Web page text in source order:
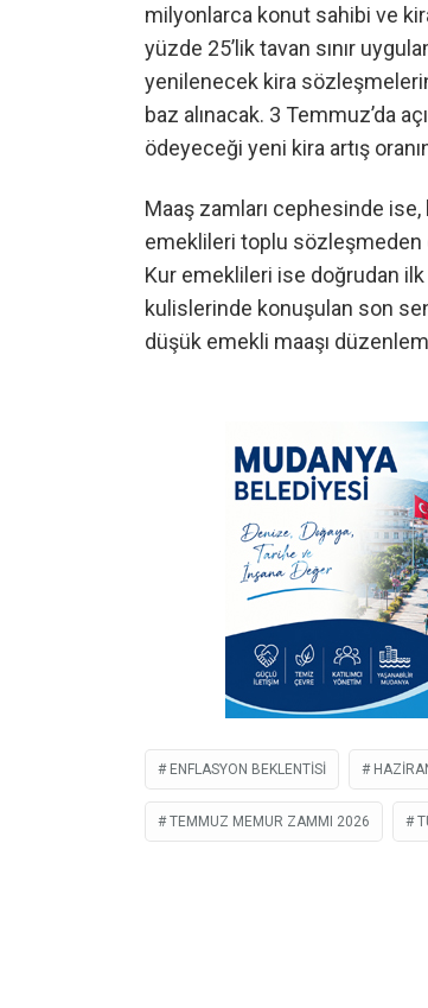
milyonlarca konut sahibi ve
yüzde 25’lik tavan sınır
yenilenecek kira
baz alınacak. 3 Temmuz’da
ödeyeceği yeni kira artış
Maaş zamları cephesinde
emeklileri toplu sözleşmeden
Kur emeklileri ise doğrudan ilk
kulislerinde konuşulan son
düşük emekli maaşı
ENFLASYON BEKLENTISI
TEMMUZ MEMUR ZAMMI 2026